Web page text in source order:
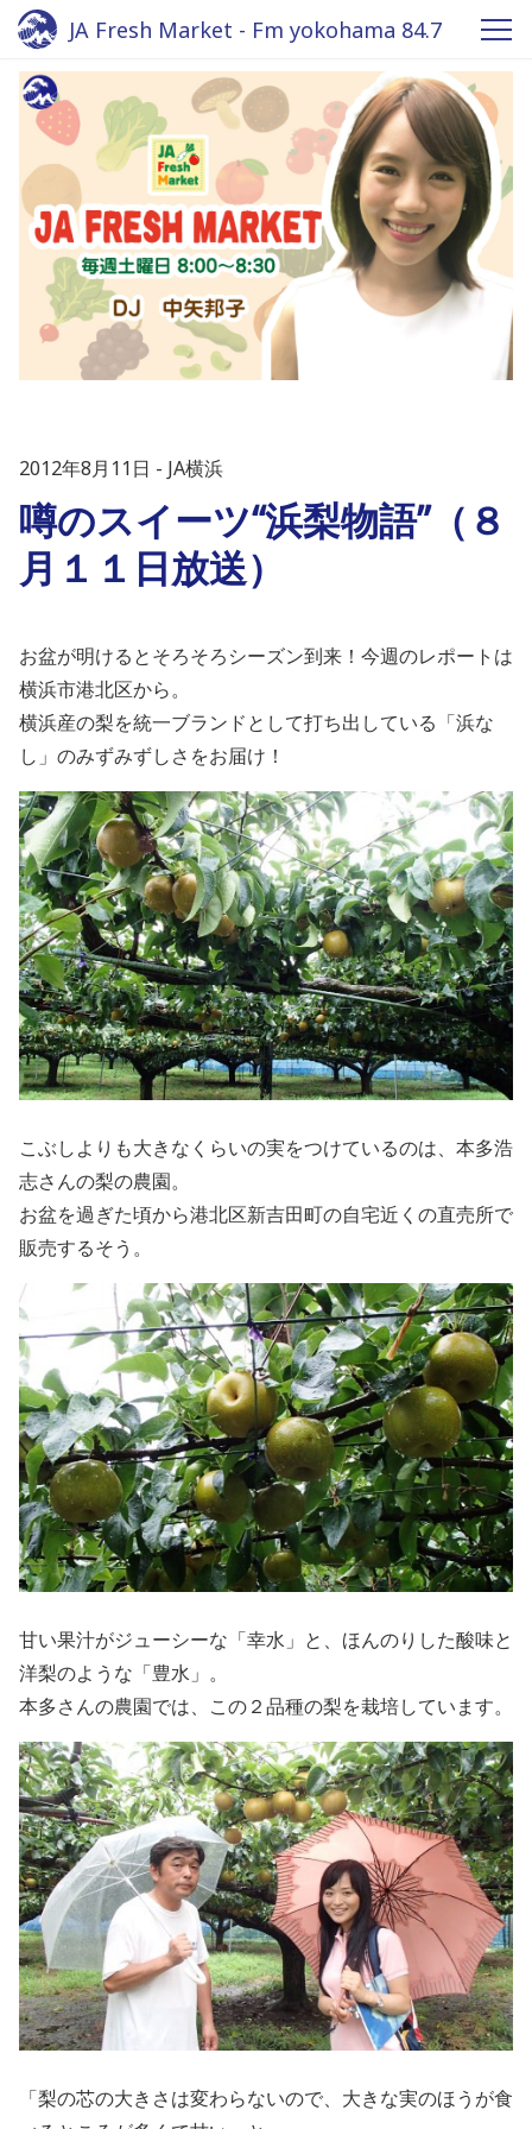
JA Fresh Market - Fm yokohama 84.7
2012年8月11日 JA横浜
噂のスイーツ“浜梨物語”（８
月１１日放送）
お盆が明けるとそろそろシーズン到来！今週のレポートは
横浜市港北区から。
横浜産の梨を統一ブランドとして打ち出している「浜な
し」のみずみずしさをお届け！
こぶしよりも大きなくらいの実をつけているのは、本多浩
志さんの梨の農園。
お盆を過ぎた頃から港北区新吉田町の自宅近くの直売所で
販売するそう。
甘い果汁がジューシーな「幸水」と、ほんのりした酸味と
洋梨のような「豊水」。
本多さんの農園では、この２品種の梨を栽培しています。
「梨の芯の大きさは変わらないので、大きな実のほうが食